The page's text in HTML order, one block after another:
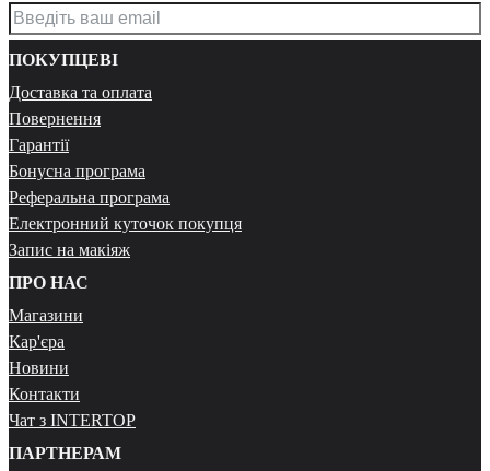
ПОКУПЦЕВІ
Доставка та оплата
Повернення
Гарантії
Бонусна програма
Реферальна програма
Електронний куточок покупця
Запис на макіяж
ПРО НАС
Магазини
Кар'єра
Новини
Контакти
Чат з INTERTOP
ПАРТНЕРАМ